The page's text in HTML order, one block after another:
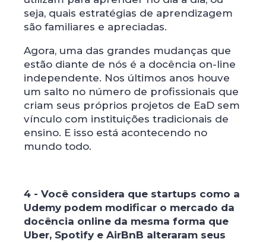
seja, quais estratégias de aprendizagem
são familiares e apreciadas.
Agora, uma das grandes mudanças que
estão diante de nós é a docência on-line
independente. Nos últimos anos houve
um salto no número de profissionais que
criam seus próprios projetos de EaD sem
vínculo com instituições tradicionais de
ensino. E isso está acontecendo no
mundo todo.
4 - Você considera que startups como a
Udemy podem modificar o mercado da
docência online da mesma forma que
Uber, Spotify e AirBnB alteraram seus